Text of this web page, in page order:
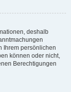
deshalb
Ihrem persönlichen
können oder nicht,
Berechtigungen